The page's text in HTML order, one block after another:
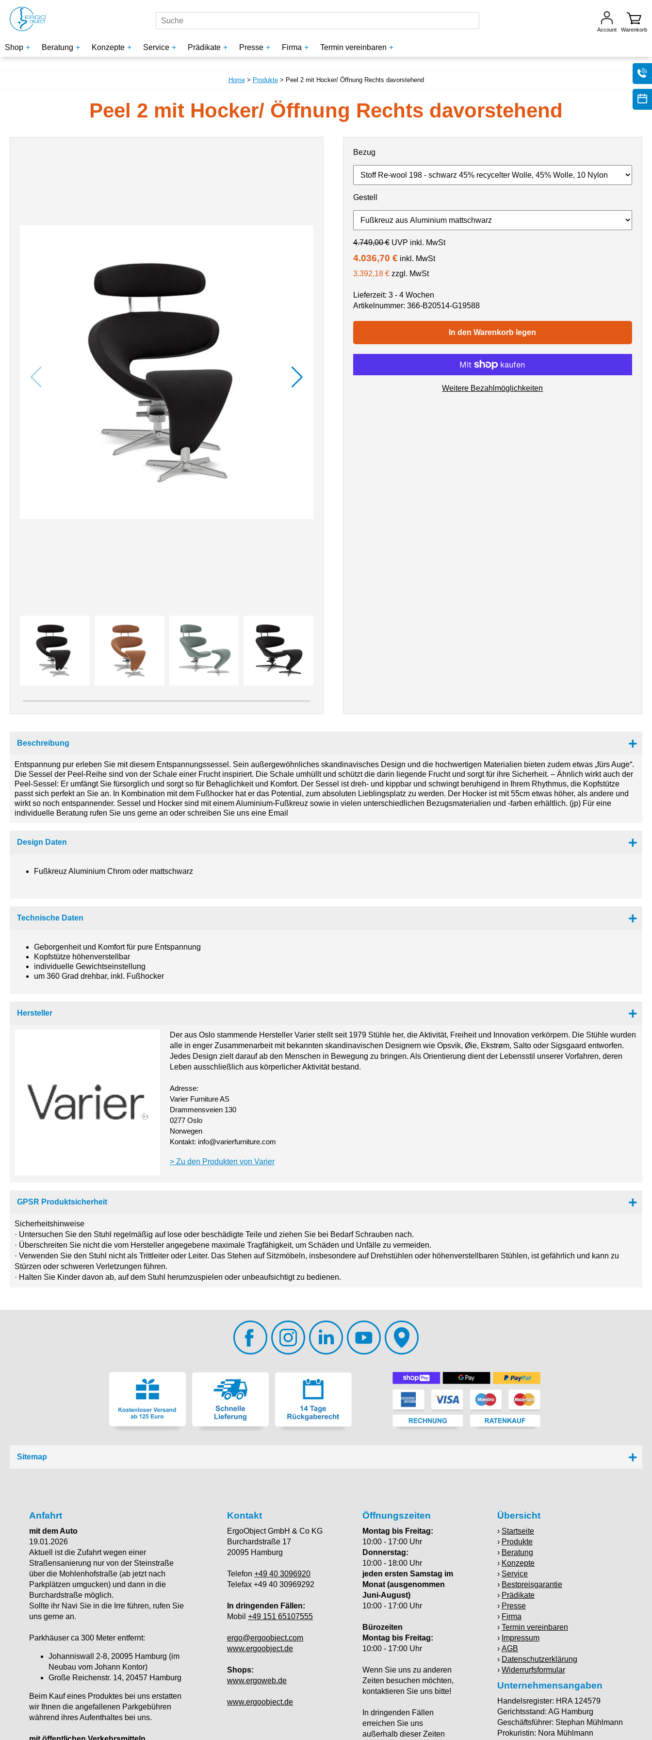
Account Warenkorb
Shop Beratung Konzepte Service Prädikate Presse Firma Termin vereinbaren
Home> Produkte> Peel 2 mit Hocker/ Öffnung Rechts davorstehend
Peel 2 mit Hocker/ Öffnung Rechts davorstehend
Bezug
Gestell
4.749,00 €UVP inkl. MwSt
4.036,70 € inkl. MwSt
3.392,18 €zzgl. MwSt
Lieferzeit: 3 - 4 Wochen
Artikelnummer: 366-B20514-G19588
In den Warenkorb legen
Weitere Bezahlmöglichkeiten
Beschreibung
Entspannung pur erleben Sie mit diesem Entspannungssessel. Sein außergewöhnliches skandinavisches Design und die hochwertigen Materialien bieten zudem etwas „fürs Auge“.
Die Sessel der Peel-Reihe sind von der Schale einer Frucht inspiriert. Die Schale umhüllt und schützt die darin liegende Frucht und sorgt für ihre Sicherheit. – Ähnlich wirkt auch der
Peel-Sessel: Er umfängt Sie fürsorglich und sorgt so für Behaglichkeit und Komfort. Der Sessel ist dreh- und kippbar und schwingt beruhigend in Ihrem Rhythmus, die Kopfstütze
passt sich perfekt an Sie an. In Kombination mit dem Fußhocker hat er das Potential, zum absoluten Lieblingsplatz zu werden. Der Hocker ist mit 55cm etwas höher, als andere und
wirkt so noch entspannender. Sessel und Hocker sind mit einem Aluminium-Fußkreuz sowie in vielen unterschiedlichen Bezugsmaterialien und -farben erhältlich. (jp) Für eine
individuelle Beratung rufen Sie uns gerne an oder schreiben Sie uns eine Email
Design Daten
Fußkreuz Aluminium Chrom oder mattschwarz
Technische Daten
Geborgenheit und Komfort für pure Entspannung
Kopfstütze höhenverstellbar
individuelle Gewichtseinstellung
um 360 Grad drehbar, inkl. Fußhocker
Hersteller
Der aus Oslo stammende Hersteller Varier stellt seit 1979 Stühle her, die Aktivität, Freiheit und Innovation verkörpern. Die Stühle wurden
alle in enger Zusammenarbeit mit bekannten skandinavischen Designern wie Opsvik, Øie, Ekstrøm, Salto oder Sigsgaard entworfen.
Jedes Design zielt darauf ab den Menschen in Bewegung zu bringen. Als Orientierung dient der Lebensstil unserer Vorfahren, deren
Leben ausschließlich aus körperlicher Aktivität bestand.
Adresse:
Varier Furniture AS
Drammensveien 130
0277 Oslo
Norwegen
Kontakt: info@varierfurniture.com
Zu den Produkten von Varier
GPSR Produktsicherheit
Sicherheitshinweise
· Untersuchen Sie den Stuhl regelmäßig auf lose oder beschädigte Teile und ziehen Sie bei Bedarf Schrauben nach.
· Überschreiten Sie nicht die vom Hersteller angegebene maximale Tragfähigkeit, um Schäden und Unfälle zu vermeiden.
· Verwenden Sie den Stuhl nicht als Trittleiter oder Leiter. Das Stehen auf Sitzmöbeln, insbesondere auf Drehstühlen oder höhenverstellbaren Stühlen, ist gefährlich und kann zu
Stürzen oder schweren Verletzungen führen.
· Halten Sie Kinder davon ab, auf dem Stuhl herumzuspielen oder unbeaufsichtigt zu bedienen.
Sitemap
Anfahrt
mit dem Auto
19.01.2026
Aktuell ist die Zufahrt wegen einer
Straßensanierung nur von der Steinstraße
über die Mohlenhofstraße (ab jetzt nach
Parkplätzen umgucken) und dann in die
Burchardstraße möglich.
Sollte ihr Navi Sie in die Irre führen, rufen Sie
uns gerne an.
Parkhäuser ca 300 Meter entfernt:
Johanniswall 2-8, 20095 Hamburg (im
Neubau vom Johann Kontor)
Große Reichenstr. 14, 20457 Hamburg
Beim Kauf eines Produktes bei uns erstatten
wir Ihnen die angefallenen Parkgebühren
während ihres Aufenthaltes bei uns.
Kontakt
ErgoObject GmbH & Co KG
Burchardstraße 17
20095 Hamburg
Telefon+49 40 3096920
Telefax +49 40 30969292
In dringenden Fällen:
Mobil+49 151 65107555
ergo@ergoobject.com
www.ergoobject.de
Shops:
www.ergoweb.de
www.ergoobject.de
Öffnungszeiten
Montag bis Freitag:
10:00 - 17:00 Uhr
Donnerstag:
10:00 - 18:00 Uhr
jeden ersten Samstag im
Monat (ausgenommen
Juni-August)
10:00 - 17:00 Uhr
Bürozeiten
Montag bis Freitag:
10:00 - 17:00 Uhr
Wenn Sie uns zu anderen
Zeiten besuchen möchten,
kontaktieren Sie uns bitte!
In dringenden Fällen
erreichen Sie uns
außerhalb dieser Zeiten
Übersicht
Startseite
Produkte
Beratung
Konzepte
Service
Bestpreisgarantie
Prädikate
Presse
Firma
Termin vereinbaren
Impressum
AGB
Datenschutzerklärung
Widerrurfsformular
Unternehmensangaben
Handelsregister: HRA 124579
Gerichtsstand: AG Hamburg
Geschäftsführer: Stephan Mühlmann
Prokuristin: Nora Mühlmann